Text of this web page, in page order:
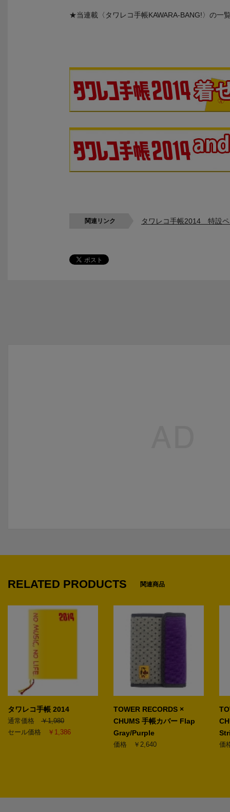
★当連載〈タワレコ手帳KAWARA-BANG!〉の一
関連リンク タワレコ手帳2014 特設
RELATED PRODUCTS 関連商品
タワレコ手帳 2014
通常価格 ￥1,980
セール価格
￥1,386
TOWER RECORDS ×
CHUMS 手帳カバー Flap
Gray/Purple
価格 ￥2,640
価